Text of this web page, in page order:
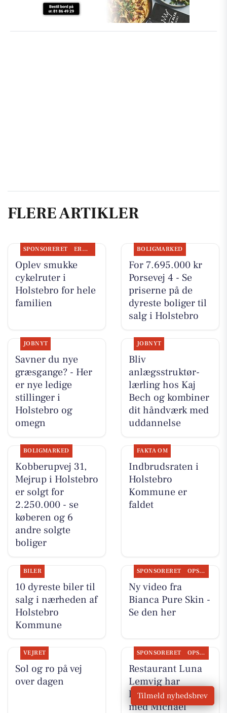
FLERE ARTIKLER
SPONSORERET ERHVERV
Oplev smukke
cykelruter i
Holstebro for hele
familien
BOLIGMARKED
For 7.695.000 kr
Porsevej 4 - Se
priserne på de
dyreste boliger til
salg i Holstebro
JOBNYT
Savner du nye
græsgange? - Her
er nye ledige
stillinger i
Holstebro og
omegn
JOBNYT
Bliv
anlægsstruktør-
lærling hos Kaj
Bech og kombiner
dit håndværk med
uddannelse
BOLIGMARKED
Kobberupvej 31,
Mejrup i Holstebro
er solgt for
2.250.000 - se
køberen og 6
andre solgte
boliger
FAKTA OM
Indbrudsraten i
Holstebro
Kommune er
faldet
BILER
10 dyreste biler til
salg i nærheden af
Holstebro
Kommune
SPONSORERET OPSLAGSTAVLEN
Ny video fra
Bianca Pure Skin -
Se den her
VEJRET
Sol og ro på vej
over dagen
SPONSORERET OPSLAGSTAVLEN
Restaurant Luna
Lemvig har
levende musik
med Michael
Tilmeld nyhedsbrev